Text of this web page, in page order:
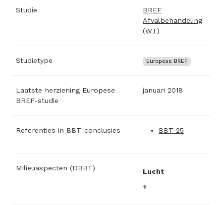
Studie
BREF
Afvalbehandeling
(WT)
Studietype Europese BREF
Laatste herziening Europese
BREF-studie
januari 2018
Referenties in BBT-conclusies BBT 25
Milieuaspecten (DBBT) Lucht